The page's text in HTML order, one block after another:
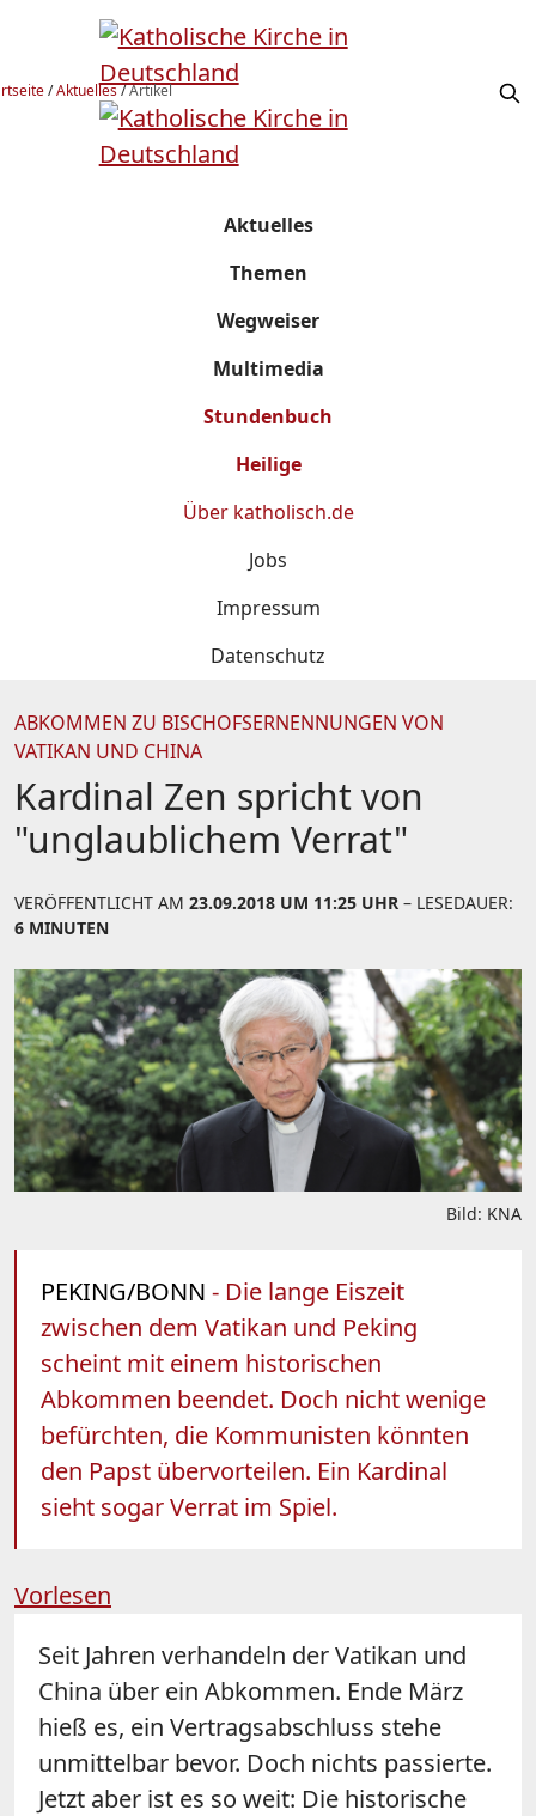
/Aktuelles/Artikel
Aktuelles
Themen
Wegweiser
Multimedia
Stundenbuch
Heilige
Über katholisch.de
Jobs
Impressum
Datenschutz
ABKOMMEN ZU BISCHOFSERNENNUNGEN VON
VATIKAN UND CHINA
Kardinal Zen spricht von
"unglaublichem Verrat"
VERÖFFENTLICHT AM 23.09.2018 UM 11:25 UHR – LESEDAUER:
6 MINUTEN
Bild: KNA
PEKING/BONN - Die lange Eiszeit
zwischen dem Vatikan und Peking
scheint mit einem historischen
Abkommen beendet. Doch nicht wenige
befürchten, die Kommunisten könnten
den Papst übervorteilen. Ein Kardinal
sieht sogar Verrat im Spiel.
Vorlesen
Seit Jahren verhandeln der Vatikan und
China über ein Abkommen. Ende März
hieß es, ein Vertragsabschluss stehe
unmittelbar bevor. Doch nichts passierte.
Jetzt aber ist es so weit: Die historische